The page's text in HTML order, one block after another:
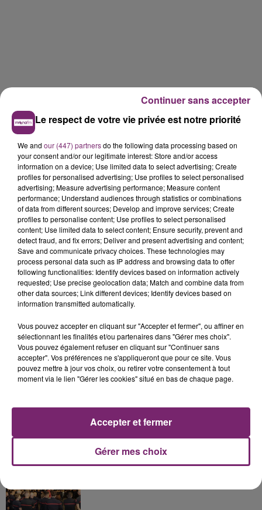
La Bulle - Guinguette éphémère
de Frelinghien !
éclipse solaire du 12 Août 2026
158 pompiers de la région sont
Le respect de votre vie privée est notre priorité
We and our (447) partnersdo the following data processing based on
your consent and/or our legitimate interest: Store and/or access
information on a device; Use limited data to select advertising; Create
profiles for personalised advertising; Use profiles to select personalised
advertising; Measure advertising performance; Measure content
performance; Understand audiences through statistics or combinations
of data from different sources; Develop and improve services; Create
profiles to personalise content; Use profiles to select personalised
content; Use limited data to select content; Ensure security, prevent and
detect fraud, and fix errors; Deliver and present advertising and content;
Save and communicate privacy choices. These technologies may
process personal data such as IP address and browsing data to offer
following functionalities: Identify devices based on information actively
requested; Use precise geolocation data; Match and combine data from
other data sources; Link different devices; Identify devices based on
information transmitted automatically.
Vous pouvez accepter en cliquant sur "Accepter et fermer", ou affiner en
sélectionnant les finalités et/ou partenaires dans "Gérer mes choix".
Vous pouvez également refuser en cliquant sur "Continuer sans
accepter". Vos préférences ne s'appliqueront que pour ce site. Vous
pouvez mettre à jour vos choix, ou retirer votre consentement à tout
moment via le lien "Gérer les cookies" situé en bas de chaque page.
Gérer mes choix
Accepter et fermer
Continuer sans accepter